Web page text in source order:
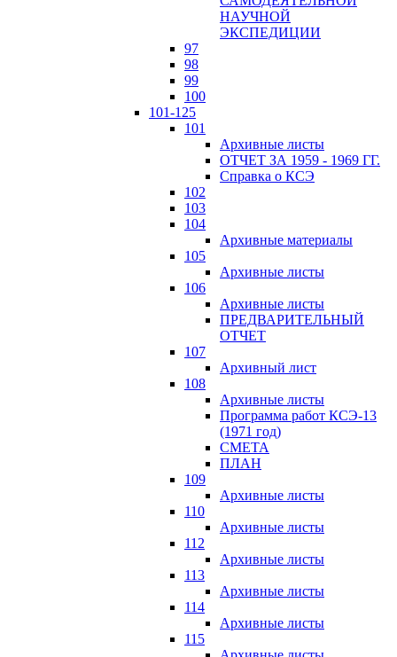
НАУЧНОЙ
ЭКСПЕДИЦИИ
97
98
99
100
101-125
101
Архивные листы
ОТЧЕТ ЗА 1959 - 1969 ГГ.
Справка о КСЭ
102
103
104
Архивные материалы
105
Архивные листы
106
Архивные листы
ПРЕДВАРИТЕЛЬНЫЙ
ОТЧЕТ
107
Архивный лист
108
Архивные листы
Программа работ КСЭ-13
(1971 год)
СМЕTA
ПЛАН
109
Архивные листы
110
Архивные листы
112
Архивные листы
113
Архивные листы
114
Архивные листы
115